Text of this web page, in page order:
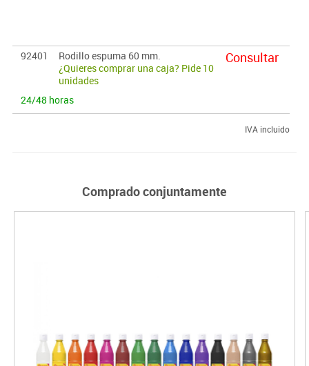
92401
Rodillo espuma 60 mm.
¿Quieres comprar una caja? Pide 10
unidades
24/48 horas
Consultar
IVA incluido
Comprado conjuntamente